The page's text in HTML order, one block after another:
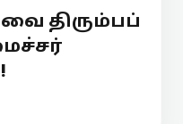
திரும்பப்